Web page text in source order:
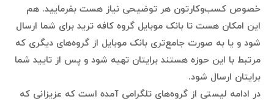
خصوص کسب‌وکارتون هر توضیحی نیاز هست بفرمایید. هم
این امکان هست تا بانک موبایل گروه کافه ترید برای شما ارسال
شود و یا به صورت جامع‌تری بانک موبایل از گروه‌های دیگری که
مرتبط با این حوزه هستند برایتان تهیه شود و پس از تایید شما
برایتان ارسال شود.
در ادامه لیستی از گروه‌های تلگرامی آمده است که عزیزانی که